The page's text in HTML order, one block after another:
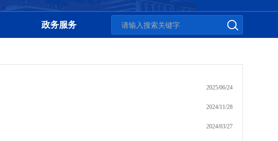
政务服务
2025/06/24
2024/11/28
2024/03/27